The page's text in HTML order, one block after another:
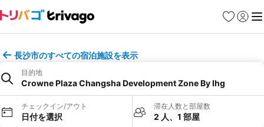
お気に入り
ログイ
メ
長沙市のすべての宿泊施設を表示
目的地
Crowne Plaza Changsha Development Zone By Ihg
チェックイン/アウト
日付を選択
滞在人数と部屋数
2 人、1 部屋